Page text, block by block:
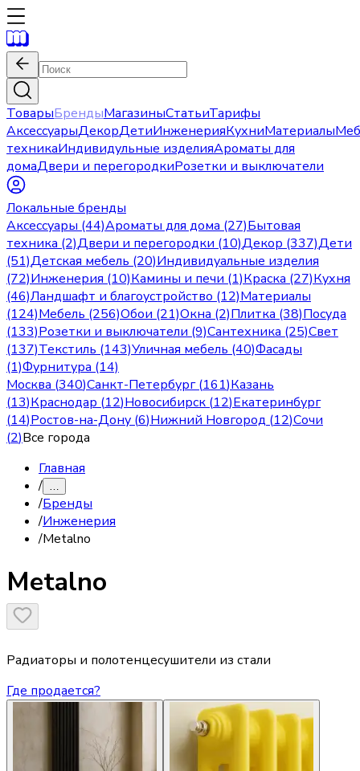
ТоварыБрендыМагазиныСтатьиТарифы
АксессуарыДекорДетиИнженерияКухниМатериалы
техникаИндивидульные изделияАроматы для
домаДвери и перегородкиРозетки и выключатели
Локальные бренды
Аксессуары (44)Ароматы для дома (27)Бытовая
техника (2)Двери и перегородки (10)Декор (337)Дети
(51)Детская мебель (20)Индивидуальные изделия
(72)Инженерия (10)Камины и печи (1)Краска (27)Кухня
(46)Ландшафт и благоустройство (12)Материалы
(124)Мебель (256)Обои (21)Окна (2)Плитка (38)Посуда
(133)Розетки и выключатели (9)Сантехника (25)Свет
(137)Текстиль (143)Уличная мебель (40)Фасады
(1)Фурнитура (14)
Москва (340)Санкт-Петербург(161)Казань
(13)Краснодар (12)Новосибирск (12)Екатеринбург
(14)Ростов-на-Дону (6)Нижний Новгород (12)Сочи
(2)Все города
Главная
/ …
/Бренды
/Инженерия
/Metalno
Metalno
Радиаторы и полотенцесушители из стали
Где продается?